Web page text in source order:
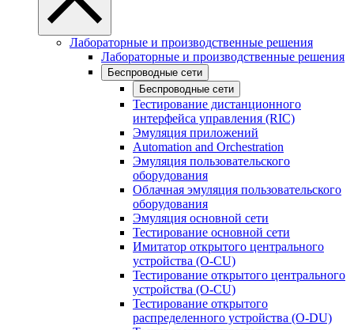
Лабораторные и производственные решения
Лабораторные и производственные решения
Беспроводные сети
Беспроводные сети
Тестирование дистанционного
интерфейса управления (RIC)
Эмуляция приложений
Automation and Orchestration
Эмуляция пользовательского
оборудования
Облачная эмуляция пользовательского
оборудования
Эмуляция основной сети
Тестирование основной сети
Имитатор открытого центрального
устройства (O-CU)
Тестирование открытого центрального
устройства (O-CU)
Тестирование открытого
распределенного устройства (O-DU)